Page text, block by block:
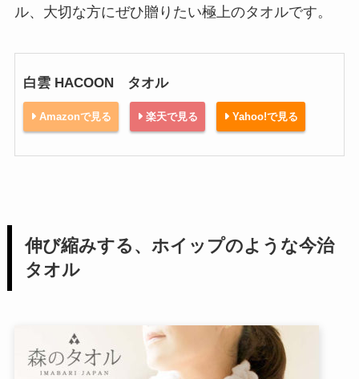
ル、大切な方にぜひ贈りたい極上のタオルです。
白雲 HACOON タオル
Amazonで見る 楽天で見る Yahoo!で見る
伸び縮みする、ホイップのような今治
タオル